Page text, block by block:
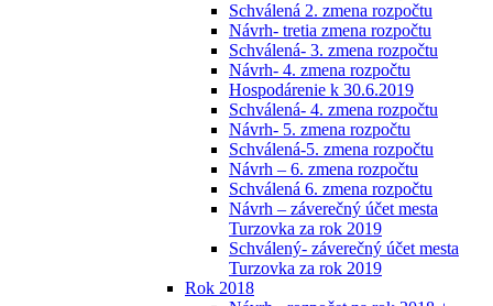
Schválená 2. zmena rozpočtu
Návrh- tretia zmena rozpočtu
Schválená- 3. zmena rozpočtu
Návrh- 4. zmena rozpočtu
Hospodárenie k 30.6.2019
Schválená- 4. zmena rozpočtu
Návrh- 5. zmena rozpočtu
Schválená-5. zmena rozpočtu
Návrh – 6. zmena rozpočtu
Schválená 6. zmena rozpočtu
Návrh – záverečný účet mesta
Turzovka za rok 2019
Schválený- záverečný účet mesta
Turzovka za rok 2019
Rok 2018